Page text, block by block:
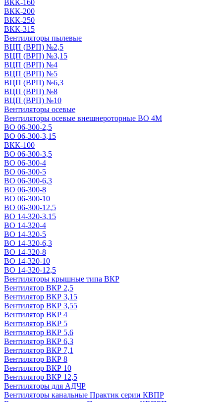
ВКК-160
ВКК-200
ВКК-250
ВКК-315
Вентиляторы пылевые
ВЦП (ВРП) №2,5
ВЦП (ВРП) №3,15
ВЦП (ВРП) №4
ВЦП (ВРП) №5
ВЦП (ВРП) №6,3
ВЦП (ВРП) №8
ВЦП (ВРП) №10
Вентиляторы осевые
Вентиляторы осевые внешнероторные ВО 4М
ВО 06-300-2,5
ВО 06-300-3,15
ВКК-100
ВО 06-300-3,5
ВО 06-300-4
ВО 06-300-5
ВО 06-300-6,3
ВО 06-300-8
ВО 06-300-10
ВО 06-300-12,5
ВО 14-320-3,15
ВО 14-320-4
ВО 14-320-5
ВО 14-320-6,3
ВО 14-320-8
ВО 14-320-10
ВО 14-320-12,5
Вентиляторы крышные типа ВКР
Вентилятор ВКР 2,5
Вентилятор ВКР 3,15
Вентилятор ВКР 3,55
Вентилятор ВКР 4
Вентилятор ВКР 5
Вентилятор ВКР 5,6
Вентилятор ВКР 6,3
Вентилятор ВКР 7,1
Вентилятор ВКР 8
Вентилятор ВКР 10
Вентилятор ВКР 12,5
Вентиляторы для АДЧР
Вентиляторы канальные Практик серии КВПР